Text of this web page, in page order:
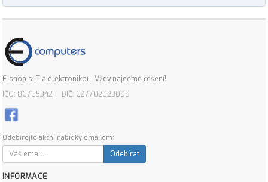
E-shop s IT a elektronikou. Vždy najdeme řešení!
IČO: 86705342 | DIČ: CZ7702023098
Odebírejte akční nabídky emailem:
Odebírat
INFORMACE